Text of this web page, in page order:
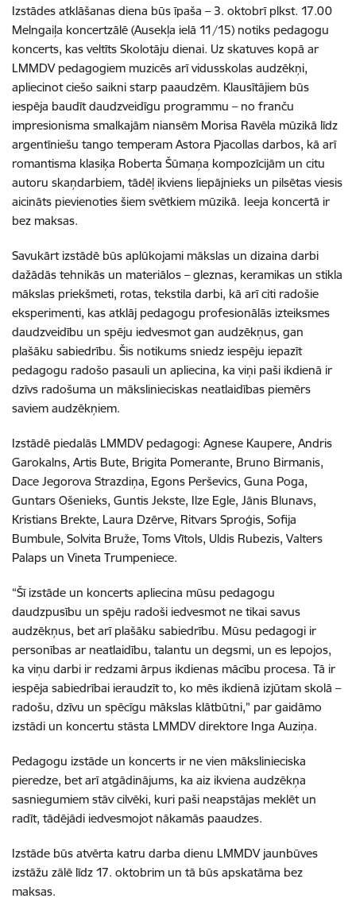
Izstādes atklāšanas diena būs īpaša – 3. oktobrī plkst. 17.00
Melngaiļa koncertzālē (Ausekļa ielā 11/15) notiks pedagogu
koncerts, kas veltīts Skolotāju dienai. Uz skatuves kopā ar
LMMDV pedagogiem muzicēs arī vidusskolas audzēkņi,
apliecinot ciešo saikni starp paaudzēm. Klausītājiem būs
iespēja baudīt daudzveidīgu programmu – no franču
impresionisma smalkajām niansēm Morisa Ravēla mūzikā līdz
argentīniešu tango temperam Astora Pjacollas darbos, kā arī
romantisma klasiķa Roberta Šūmaņa kompozīcijām un citu
autoru skaņdarbiem, tādēļ ikviens liepājnieks un pilsētas viesis
aicināts pievienoties šiem svētkiem mūzikā. Ieeja koncertā ir
bez maksas.
Savukārt izstādē būs aplūkojami mākslas un dizaina darbi
dažādās tehnikās un materiālos – gleznas, keramikas un stikla
mākslas priekšmeti, rotas, tekstila darbi, kā arī citi radošie
eksperimenti, kas atklāj pedagogu profesionālās izteiksmes
daudzveidību un spēju iedvesmot gan audzēkņus, gan
plašāku sabiedrību. Šis notikums sniedz iespēju iepazīt
pedagogu radošo pasauli un apliecina, ka viņi paši ikdienā ir
dzīvs radošuma un mākslinieciskas neatlaidības piemērs
saviem audzēkņiem.
Izstādē piedalās LMMDV pedagogi: Agnese Kaupere, Andris
Garokalns, Artis Bute, Brigita Pomerante, Bruno Birmanis,
Dace Jegorova Strazdiņa, Egons Perševics, Guna Poga,
Guntars Ošenieks, Guntis Jekste, Ilze Egle, Jānis Blunavs,
Kristians Brekte, Laura Dzērve, Ritvars Sproģis, Sofija
Bumbule, Solvita Bruže, Toms Vītols, Uldis Rubezis, Valters
Palaps un Vineta Trumpeniece.
“Šī izstāde un koncerts apliecina mūsu pedagogu
daudzpusību un spēju radoši iedvesmot ne tikai savus
audzēkņus, bet arī plašāku sabiedrību. Mūsu pedagogi ir
personības ar neatlaidību, talantu un degsmi, un es lepojos,
ka viņu darbi ir redzami ārpus ikdienas mācību procesa. Tā ir
iespēja sabiedrībai ieraudzīt to, ko mēs ikdienā izjūtam skolā –
radošu, dzīvu un spēcīgu mākslas klātbūtni,” par gaidāmo
izstādi un koncertu stāsta LMMDV direktore Inga Auziņa.
Pedagogu izstāde un koncerts ir ne vien mākslinieciska
pieredze, bet arī atgādinājums, ka aiz ikviena audzēkņa
sasniegumiem stāv cilvēki, kuri paši neapstājas meklēt un
radīt, tādējādi iedvesmojot nākamās paaudzes.
Izstāde būs atvērta katru darba dienu LMMDV jaunbūves
izstāžu zālē līdz 17. oktobrim un tā būs apskatāma bez
maksas.